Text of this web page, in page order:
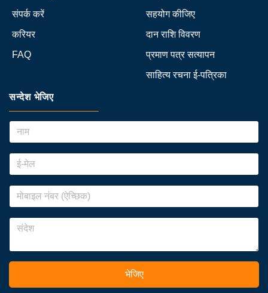
संपर्क करें
करियर
FAQ
सहयोग कीजिए
दान राशि विवरण
प्रमाण पत्र सत्यापन
साहित्य रचना ई-पत्रिका
सन्देश भेजिए
भेजिए